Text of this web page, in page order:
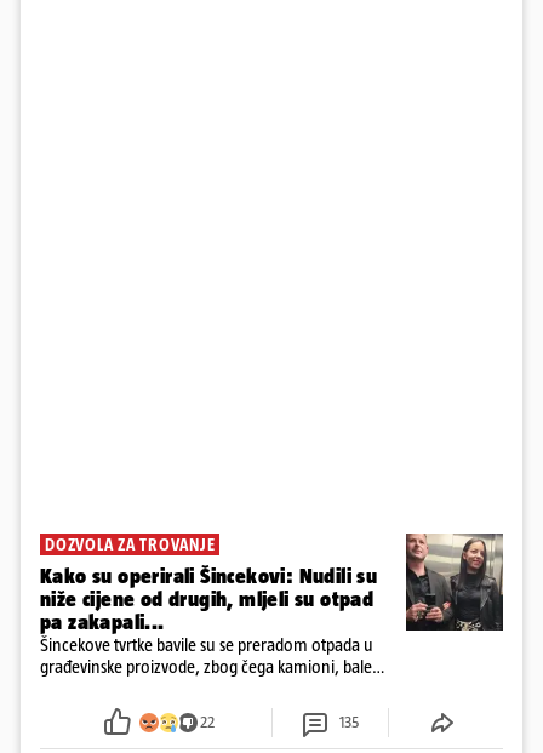
DOZVOLA ZA TROVANJE
Kako su operirali Šincekovi: Nudili su
niže cijene od drugih, mljeli su otpad
pa zakapali...
Šincekove tvrtke bavile su se preradom otpada u
građevinske proizvode, zbog čega kamioni, bale
22 135